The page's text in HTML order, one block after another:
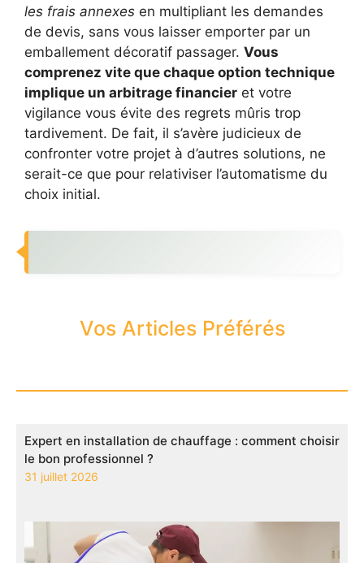
les frais annexes en multipliant les demandes
de devis, sans vous laisser emporter par un
emballement décoratif passager. Vous
comprenez vite que chaque option technique
implique un arbitrage financier et votre
vigilance vous évite des regrets mûris trop
tardivement. De fait, il s’avère judicieux de
confronter votre projet à d’autres solutions, ne
serait-ce que pour relativiser l’automatisme du
choix initial.
Vos Articles Préférés
Expert en installation de chauffage : comment choisir
le bon professionnel ?
31 juillet 2026